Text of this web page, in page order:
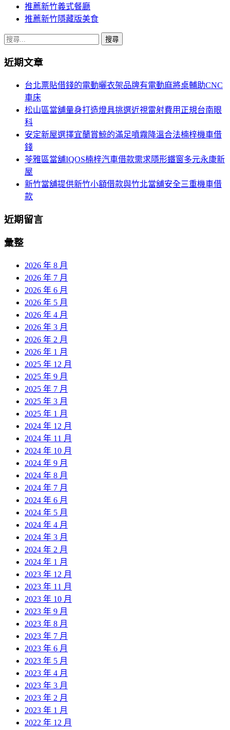
推薦新竹義式餐廳
推薦新竹隱藏版美食
搜
關
近期文章
台北票貼借錢的電動曬衣架品牌有電動麻將桌輔助CNC
車床
松山區當舖量身打造燈具挑選近視雷射費用正規台南眼
科
安定新屋選擇宜蘭賞鯨的滿足噴霧降溫合法楠梓機車借
錢
苓雅區當舖IQOS楠梓汽車借款需求隱形鐵窗多元永康新
屋
新竹當舖提供新竹小額借款與竹北當舖安全三重機車借
款
近期留言
彙整
2026 年 8 月
2026 年 7 月
2026 年 6 月
2026 年 5 月
2026 年 4 月
2026 年 3 月
2026 年 2 月
2026 年 1 月
2025 年 12 月
2025 年 9 月
2025 年 7 月
2025 年 3 月
2025 年 1 月
2024 年 12 月
2024 年 11 月
2024 年 10 月
2024 年 9 月
2024 年 8 月
2024 年 7 月
2024 年 6 月
2024 年 5 月
2024 年 4 月
2024 年 3 月
2024 年 2 月
2024 年 1 月
2023 年 12 月
2023 年 11 月
2023 年 10 月
2023 年 9 月
2023 年 8 月
2023 年 7 月
2023 年 6 月
2023 年 5 月
2023 年 4 月
2023 年 3 月
2023 年 2 月
2023 年 1 月
2022 年 12 月